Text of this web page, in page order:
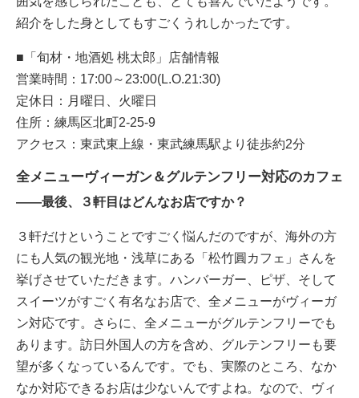
紹介をした身としてもすごくうれしかったです。
■「旬材・地酒処 桃太郎」店舗情報
営業時間：17:00～23:00(L.O.21:30)
定休日：月曜日、火曜日
住所：練馬区北町2-25-9
アクセス：東武東上線・東武練馬駅より徒歩約2分
全メニューヴィーガン＆グルテンフリー対応のカフェ
――最後、３軒目はどんなお店ですか？
３軒だけということですごく悩んだのですが、海外の方
にも人気の観光地・浅草にある「松竹圓カフェ」さんを
挙げさせていただきます。ハンバーガー、ピザ、そして
スイーツがすごく有名なお店で、全メニューがヴィーガ
ン対応です。さらに、全メニューがグルテンフリーでも
あります。訪日外国人の方を含め、グルテンフリーも要
望が多くなっているんです。でも、実際のところ、なか
なか対応できるお店は少ないんですよね。なので、ヴィ